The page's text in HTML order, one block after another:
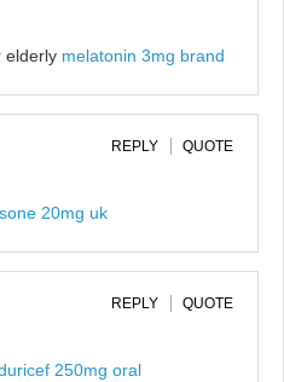
elderly melatonin 3mg brand
REPLY QUOTE
20mg uk
REPLY QUOTE
250mg oral